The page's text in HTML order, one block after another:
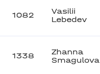
1082
Vasilii
Lebedev
1338
Zhanna
Smagulova